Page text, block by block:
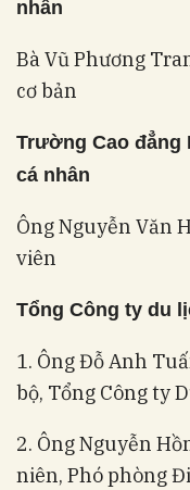
nhân
Bà Vũ Phương
cơ bản
Trường Cao đẳng
cá nhân
Ông Nguyễn Văn
viên
Tổng Công ty du
1. Ông Đỗ Anh
bộ, Tổng Công ty
2. Ông Nguyễn
niên, Phó phòng